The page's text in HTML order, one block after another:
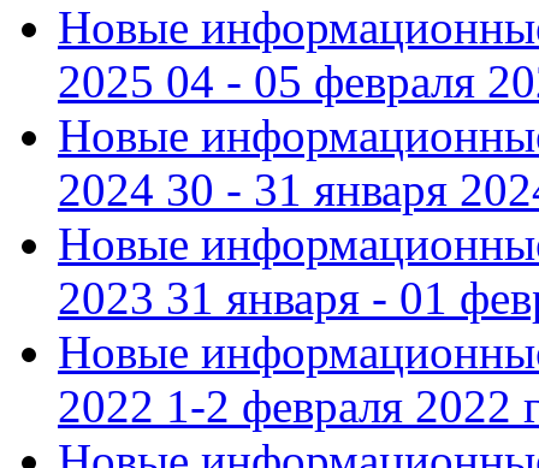
Новые
2025 04 - 05 февраля
Новые
2024 30 - 31 января
Новые
2023 31 января - 01
Новые
2022 1-2 февраля 2022